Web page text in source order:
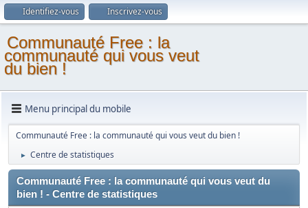
Identifiez-vous Inscrivez-vous
Communauté Free : la
communauté qui vous veut
du bien !
Menu principal du mobile
Communauté Free : la communauté qui vous veut du bien !
► Centre de statistiques
Communauté Free : la communauté qui vous veut du
bien ! - Centre de statistiques